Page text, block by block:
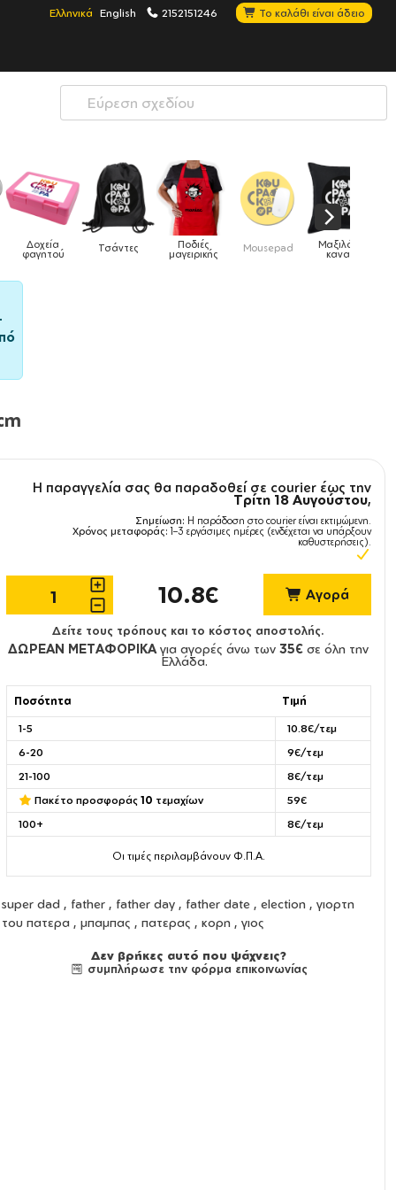
Ελληνικά English 2152151246 Το καλάθι είναι άδειο
Τσάντες Ποδιές
μαγειρικής Mousepad Μαξιλάρια
καναπέ Phone Holders
Η παραγγελία σας θα παραδοθεί σε courier έως την
Τρίτη 18 Αυγούστου,
Σημείωση: Η παράδοση στο courier είναι εκτιμώμενη.
Χρόνος μεταφοράς: 1–3 εργάσιμες ημέρες (ενδέχεται να υπάρξουν
καθυστερήσεις).
10.8€ Αγορά
Δείτε τους τρόπους και το κόστος αποστολής.
ΔΩΡΕΑΝ ΜΕΤΑΦΟΡΙΚΑ για αγορές άνω των35€ σε όλη την
Ελλάδα.
Ποσότητα Τιμή
1-5
10.8€/τεμ
6-20
9€/τεμ
21-100
8€/τεμ
Πακέτο προσφοράς 10 τεμαχίων
59€
100+
8€/τεμ
Οι τιμές περιλαμβάνουν Φ.Π.Α.
super dad , father , father day , father date , election , γιορτη
του πατερα , μπαμπας , πατερας , κορη , γιος
Δεν βρήκες αυτό που ψάχνεις?
συμπλήρωσε την φόρμα επικοινωνίας